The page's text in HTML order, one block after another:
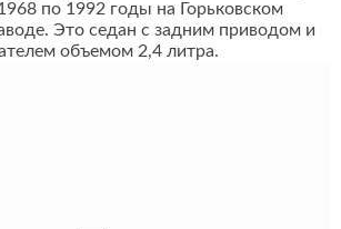
по 1992 годы на Горьковском
Это седан с задним приводом и
объемом 2,4 литра.